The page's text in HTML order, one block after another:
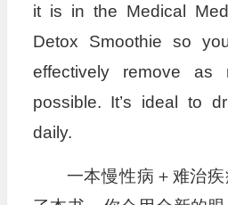
it is in the Medical
Detox Smoothie so
effectively remove as
possible. It’s ideal to
daily.
一本慢性病＋难治